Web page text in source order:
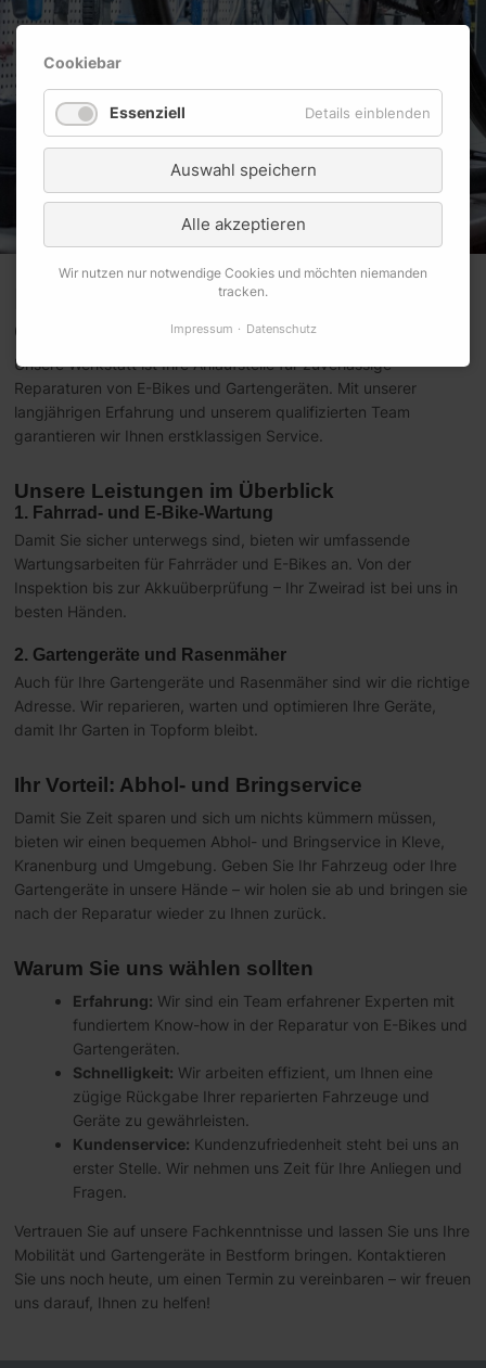
Professionelle Reparaturen für
eine sorgenfreie Fahrt
Unsere Werkstatt ist Ihre Anlaufstelle für zuverlässige
Reparaturen von E-Bikes und Gartengeräten. Mit unserer
langjährigen Erfahrung und unserem qualifizierten Team
garantieren wir Ihnen erstklassigen Service.
Unsere Leistungen im Überblick
1. Fahrrad- und E-Bike-Wartung
Damit Sie sicher unterwegs sind, bieten wir umfassende
Wartungsarbeiten für Fahrräder und E-Bikes an. Von der
Inspektion bis zur Akkuüberprüfung – Ihr Zweirad ist bei uns in
besten Händen.
2. Gartengeräte und Rasenmäher
Auch für Ihre Gartengeräte und Rasenmäher sind wir die richtige
Adresse. Wir reparieren, warten und optimieren Ihre Geräte,
damit Ihr Garten in Topform bleibt.
Ihr Vorteil: Abhol- und Bringservice
Damit Sie Zeit sparen und sich um nichts kümmern müssen,
bieten wir einen bequemen Abhol- und Bringservice in Kleve,
Kranenburg und Umgebung. Geben Sie Ihr Fahrzeug oder Ihre
Gartengeräte in unsere Hände – wir holen sie ab und bringen sie
nach der Reparatur wieder zu Ihnen zurück.
Warum Sie uns wählen sollten
Erfahrung: Wir sind ein Team erfahrener Experten mit
fundiertem Know-how in der Reparatur von E-Bikes und
Gartengeräten.
Schnelligkeit: Wir arbeiten effizient, um Ihnen eine
zügige Rückgabe Ihrer reparierten Fahrzeuge und
Geräte zu gewährleisten.
Kundenservice: Kundenzufriedenheit steht bei uns an
erster Stelle. Wir nehmen uns Zeit für Ihre Anliegen und
Fragen.
Vertrauen Sie auf unsere Fachkenntnisse und lassen Sie uns Ihre
Mobilität und Gartengeräte in Bestform bringen. Kontaktieren
Sie uns noch heute, um einen Termin zu vereinbaren – wir freuen
uns darauf, Ihnen zu helfen!
Cookiebar
Essenziell Details einblenden
Auswahl speichern
Alle akzeptieren
Wir nutzen nur notwendige Cookies und möchten niemanden
tracken.
Impressum Datenschutz